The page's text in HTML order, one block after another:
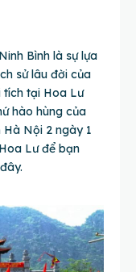
Bình là sự lựa
sử lâu đời của
tích tại Hoa Lư
hào hùng của
Nội 2 ngày 1
Lư để bạn